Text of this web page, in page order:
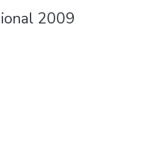
2009